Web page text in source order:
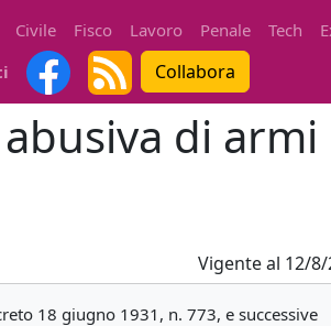
Civile Fisco Lavoro Penale Tech
Collabora
di armi
Vigente al 12/8/
18 giugno 1931, n. 773, e successive